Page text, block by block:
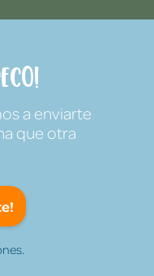
a enviarte
que otra